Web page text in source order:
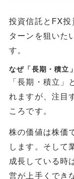
投資信託とFX
ターンを狙いた
す。
なぜ「長期・積立
「長期・積立
れますが、注目
ころです。
株の価値は株価
します。そして
成長している時
営が上手くでき